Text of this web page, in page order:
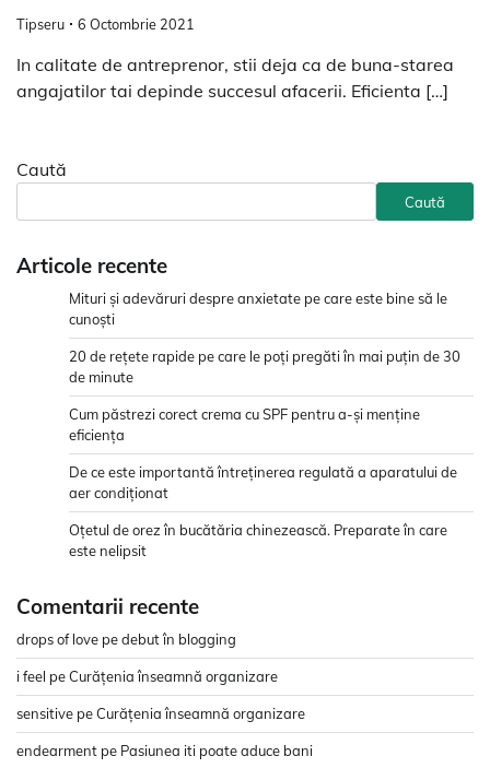
Tipseru 6 Octombrie 2021
In calitate de antreprenor, stii deja ca de buna-starea
angajatilor tai depinde succesul afacerii. Eficienta […]
Caută
Caută
Articole recente
Mituri și adevăruri despre anxietate pe care este bine să le
cunoști
20 de rețete rapide pe care le poți pregăti în mai puțin de 30
de minute
Cum păstrezi corect crema cu SPF pentru a-și menține
eficiența
De ce este importantă întreținerea regulată a aparatului de
aer condiționat
Oțetul de orez în bucătăria chinezească. Preparate în care
este nelipsit
Comentarii recente
drops of love pedebut în blogging
i feel peCurățenia înseamnă organizare
sensitive peCurățenia înseamnă organizare
endearment pe Pasiunea iti poate aduce bani